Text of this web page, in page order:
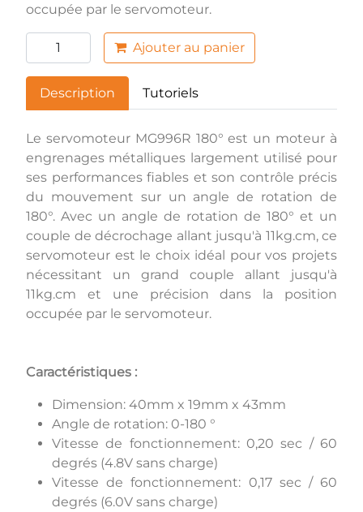
occupée par le servomoteur.
Ajouter au panier
Description Tutoriels
Le servomoteur MG996R 180° est un moteur à
engrenages métalliques largement utilisé pour
ses performances fiables et son contrôle précis
du mouvement sur un angle de rotation de
180°. Avec un angle de rotation de 180° et un
couple de décrochage allant jusqu'à 11kg.cm, ce
servomoteur est le choix idéal pour vos projets
nécessitant un grand couple allant jusqu'à
11kg.cm et une précision dans la position
occupée par le servomoteur.
Caractéristiques :
Dimension: 40mm x 19mm x 43mm
Angle de rotation: 0-180 °
Vitesse de fonctionnement: 0,20 sec / 60
degrés (4.8V sans charge)
Vitesse de fonctionnement: 0,17 sec / 60
degrés (6.0V sans charge)